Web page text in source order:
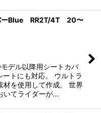
ーBlue RR2T/4T 20〜
ル以降用シートカバ
トにも対応。 ウルトラ
材を使用して作成。 世界
いてライダーが…